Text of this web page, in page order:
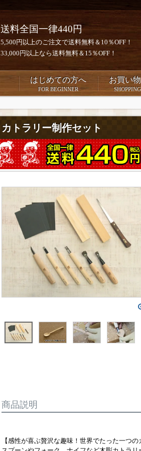
送料全国一律440円
5,500円以上のご注文で送料無料＆10％OFF！
33,000円以上なら送料無料＆15％OFF！
はじめての方へ
FOR BEGINNER
お買い
カトラリー制作セット
商品説明
【感性が喜ぶ贅沢な趣味！世界でたった一つの